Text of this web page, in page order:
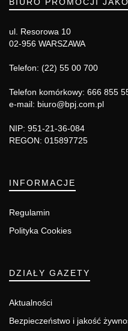
BIURO PROMOCJI
ul. Resorowa 10
02-956 WARSZAWA
Telefon: (22) 55 00 700
Telefon komórkowy: 666 855
e-mail: biuro@bpj.com.pl
NIP: 951-21-36-084
REGON: 015897725
INFORMACJE
Regulamin
Polityka Cookies
DZIAŁY GAZETY
Aktualności
Bezpieczeństwo i jakość